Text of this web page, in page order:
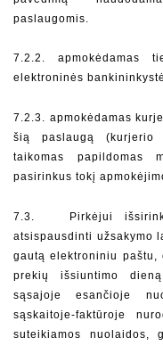
paslaugomis.
7.2.2. apmokėdamas
elektroninės
7.2.3. apmokėdamas
šią paslaugą (kurjerio
taikomas papildomas
pasirinkus tokį
7.3.   Pirkėjui
atsispausdinti užsakymo
gautą elektroniniu paštu,
prekių išsiuntimo
sąsajoje esančioje
sąskaitoje-faktūroje
suteikiamos nuolaidos,